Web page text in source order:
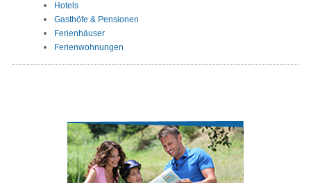
Hotels
Gasthöfe & Pensionen
Ferienhäuser
Ferienwohnungen